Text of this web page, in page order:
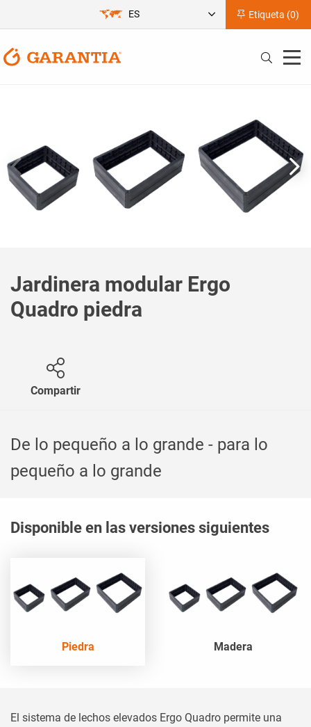
Etiqueta (0)
ES
Jardinera modular Ergo
Quadro piedra
Compartir
De lo pequeño a lo grande - para lo
pequeño a lo grande
Disponible en las versiones siguientes
Piedra Madera
El sistema de lechos elevados Ergo Quadro permite una